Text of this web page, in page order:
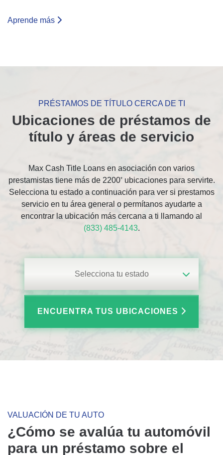
Aprende más
PRÉSTAMOS DE TÍTULO CERCA DE TI
Ubicaciones de préstamos de
título y áreas de servicio
Max Cash Title Loans en asociación con varios
prestamistas tiene más de 2200*ubicaciones para servirte.
Selecciona tu estado a continuación para ver si prestamos
servicio en tu área general o permítanos ayudarte a
encontrar la ubicación más cercana a ti llamando al
(833) 485-4143.
Selecciona tu estado
ENCUENTRA TUS UBICACIONES
VALUACIÓN DE TU AUTO
¿Cómo se avalúa tu automóvil
para un préstamo sobre el